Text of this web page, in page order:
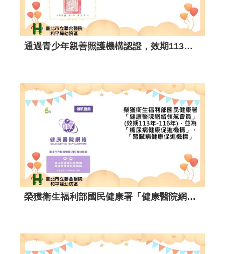
榮獲衛生福利部國民健康署114年腎臟病健康促進機構照護品質提升獎勵活動-區域醫院組-銅獎。